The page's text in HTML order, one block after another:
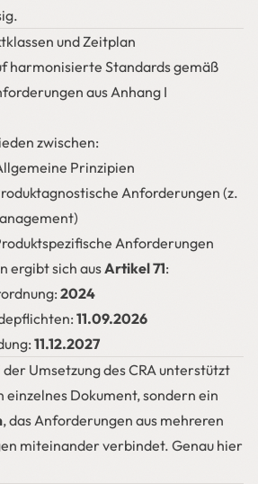
und Zeitplan
harmonisierte Standards gemäß
aus Anhang I
zwischen:
Prinzipien
Anforderungen (z.
Anforderungen
ergibt sich ausArtikel 71:
2024
11.09.2026
11.12.2027
Umsetzung des CRA unterstützt
einzelnes Dokument, sondern ein
, das Anforderungen aus mehreren
miteinander verbindet. Genau hier